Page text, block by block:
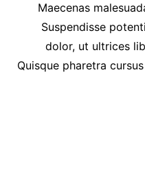
Maecenas
Suspendisse
dolor, ut ultrices
Quisque pharetra